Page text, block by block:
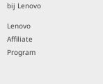
bij Lenovo
Lenovo
Affiliate
Program